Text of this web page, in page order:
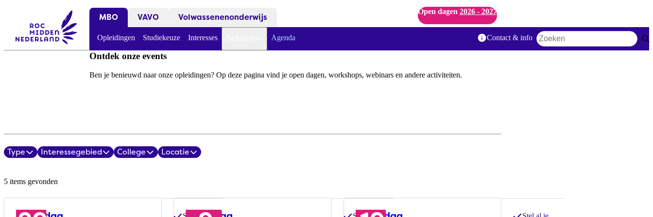
MBO VAVO Volwassenenonderwijs
Open dagen 2026 - 2027
Opleidingen Studiekeuze Interesses Agenda Contact & info
Zoekwoord
Ontdek onze events
Ben je benieuwd naar onze opleidingen? Op deze pagina vind je open dagen, workshops, webinars en andere activiteiten.
Filters
Type Interessegebied College Locatie
Evenementenoverzicht
5 items gevonden